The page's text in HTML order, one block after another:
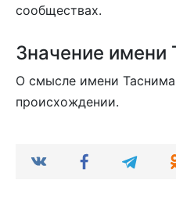
сообществах.
Значение имени
О смысле имени
происхождении.